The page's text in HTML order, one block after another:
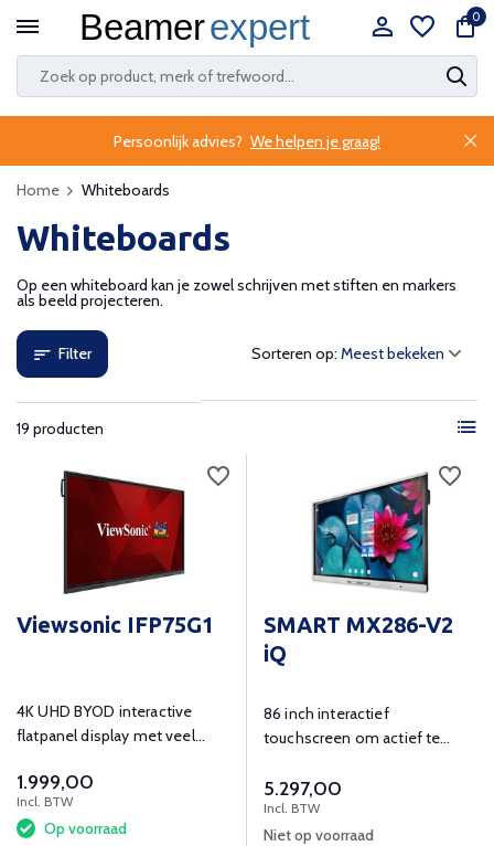
0
Persoonlijk advies? We helpen je graag!
Home Whiteboards
Whiteboards
Op een whiteboard kan je zowel schrijven met stiften en markers
als beeld projecteren.
Filter
19 producten
Sorteren op:
Viewsonic IFP75G1
4K UHD BYOD interactive
flatpanel display met veel
1.999,00
Incl. BTW
Op voorraad
SMART MX286-V2
iQ
86 inch interactief
touchscreen om actief te
klas.
5.297,00
Incl. BTW
Niet op voorraad